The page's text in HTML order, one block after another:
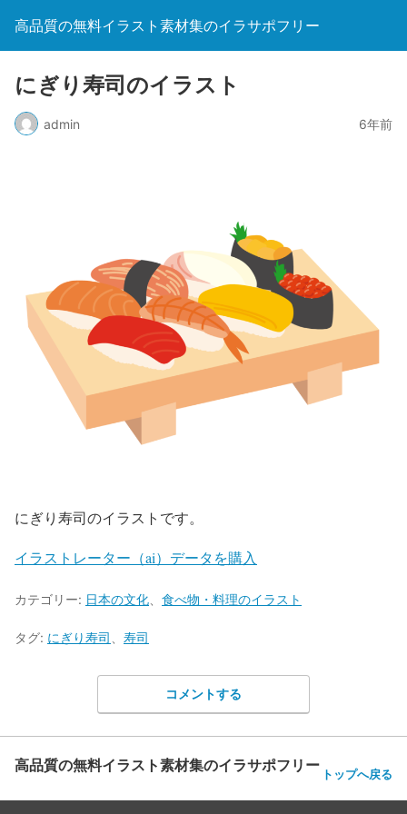
高品質の無料イラスト素材集のイラサポフリー
にぎり寿司のイラスト
admin 6年前
にぎり寿司のイラストです。
イラストレーター（ai）データを購入
カテゴリー: 日本の文化 食べ物・料理のイラスト
タグ: にぎり寿司 寿司
コメントする
高品質の無料イラスト素材集のイラサポフリー トップへ戻る